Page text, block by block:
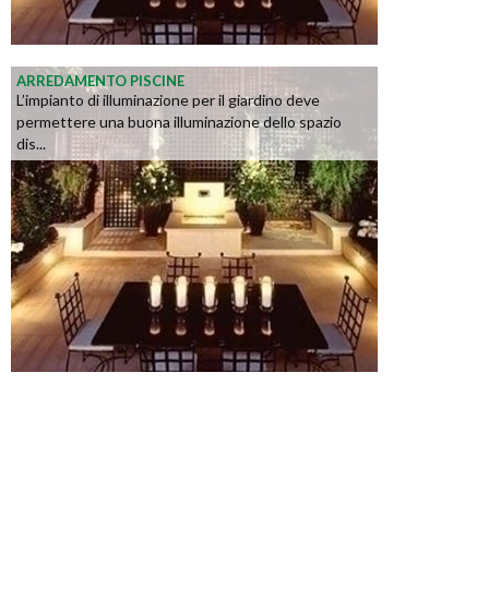
ARREDAMENTO PISCINE
L’impianto di illuminazione per il giardino deve
permettere una buona illuminazione dello spazio
dis...